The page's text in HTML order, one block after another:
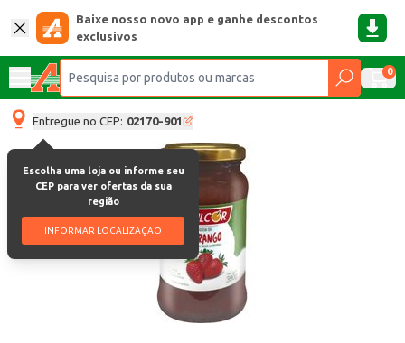
Baixe nosso novo app e ganhe descontos
exclusivos
0
Entregue no CEP: 02170-901
Escolha uma loja ou informe seu
CEP para ver ofertas da sua
região
INFORMAR LOCALIZAÇÃO